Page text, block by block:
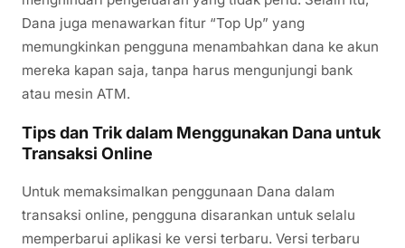
Dana juga menawarkan fitur “Top Up” yang
memungkinkan pengguna menambahkan dana ke akun
mereka kapan saja, tanpa harus mengunjungi bank
atau mesin ATM.
Tips dan Trik dalam Menggunakan Dana untuk
Transaksi Online
Untuk memaksimalkan penggunaan Dana dalam
transaksi online, pengguna disarankan untuk selalu
memperbarui aplikasi ke versi terbaru. Versi terbaru